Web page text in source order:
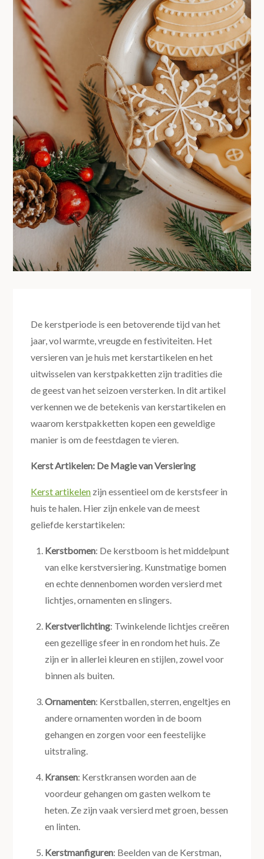
De kerstperiode is een betoverende tijd van het
jaar, vol warmte, vreugde en festiviteiten. Het
versieren van je huis met kerstartikelen en het
uitwisselen van kerstpakketten zijn tradities die
de geest van het seizoen versterken. In dit artikel
verkennen we de betekenis van kerstartikelen en
waarom kerstpakketten kopen een geweldige
manier is om de feestdagen te vieren.
Kerst Artikelen: De Magie van Versiering
Kerst artikelen zijn essentieel om de kerstsfeer in
huis te halen. Hier zijn enkele van de meest
geliefde kerstartikelen:
Kerstbomen: De kerstboom is het middelpunt
van elke kerstversiering. Kunstmatige bomen
en echte dennenbomen worden versierd met
lichtjes, ornamenten en slingers.
Kerstverlichting: Twinkelende lichtjes creëren
een gezellige sfeer in en rondom het huis. Ze
zijn er in allerlei kleuren en stijlen, zowel voor
binnen als buiten.
Ornamenten: Kerstballen, sterren, engeltjes en
andere ornamenten worden in de boom
gehangen en zorgen voor een feestelijke
uitstraling.
Kransen: Kerstkransen worden aan de
voordeur gehangen om gasten welkom te
heten. Ze zijn vaak versierd met groen, bessen
en linten.
Kerstmanfiguren: Beelden van de Kerstman,